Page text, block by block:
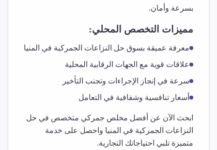
بسرعة وأمان.
مميزات التخصص المحلي:
معرفة عميقة بسوق حل النزاعات الجمركية في المنيا
علاقات قوية مع الجهات الرقابية المحلية
سرعة في إنجاز الإجراءات وتجنب التأخير
أسعار تنافسية وشفافية في التعامل
ابحث الآن عن أفضل مخلص جمركي متخصص في حل
النزاعات الجمركية في المنيا واحصل على خدمة
متميزة تلبي احتياجاتك التجارية.